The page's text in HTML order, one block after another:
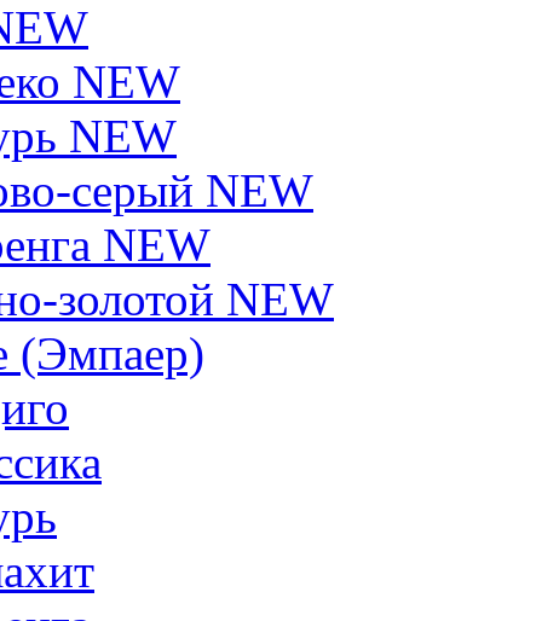
NEW
NEW
серый NEW
NEW
золотой NEW
(Эмпаер)